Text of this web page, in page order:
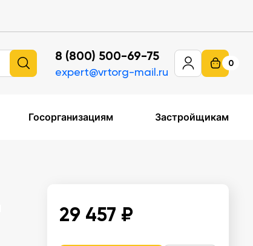
8 (800) 500-69-75
expert@vrtorg-mail.ru
0
Госорганизациям Застройщикам
29 457 ₽